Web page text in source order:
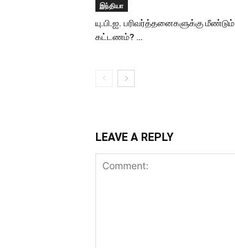
இந்தியா
யு.பி.ஐ. பரிவர்த்தனைகளுக்கு மீண்டும்
கட்டணம்? …
LEAVE A REPLY